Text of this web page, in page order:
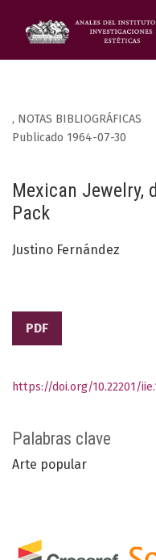
, NOTAS BIBLIOGRÁFICAS
Mexican Jewelry,
Pack
Publicado 1964-07-30
Justino Fernández
PDF
Palabras clave
Arte popular
https://doi.org/10.22201/